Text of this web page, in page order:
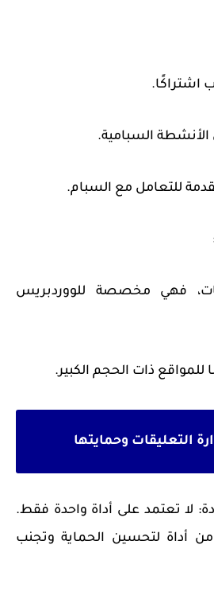
اشتراكًا.
الأنشطة السبامية.
للتعامل مع السبام.
فهي مخصصة للووردبريس
للمواقع ذات الحجم الكبير.
التعليقات وحمايتها
لا تعتمد على أداة واحدة فقط.
أداة لتحسين الحماية وتجنب